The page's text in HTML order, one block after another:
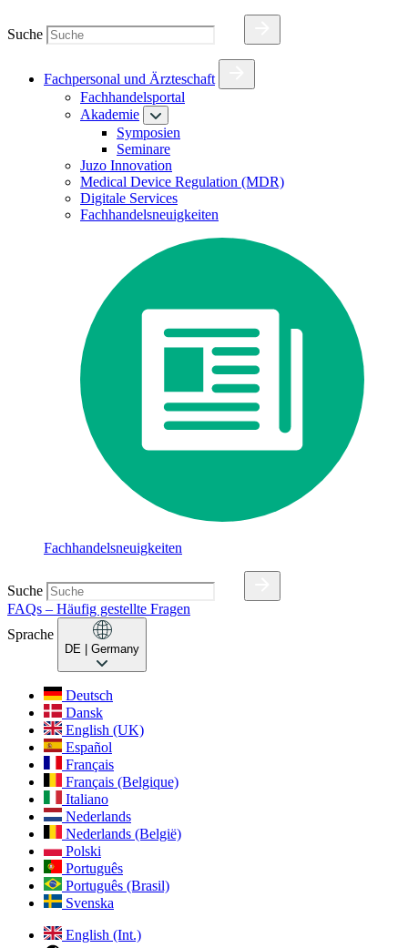
Suche
Fachpersonal und Ärzteschaft
Fachhandelsportal
Akademie
Symposien
Seminare
Juzo Innovation
Medical Device Regulation (MDR)
Digitale Services
Fachhandelsneuigkeiten
Fachhandelsneuigkeiten
Suche
FAQs – Häufig gestellte Fragen
Sprache
DE | Germany
Deutsch
Dansk
English (UK)
Español
Français
Français (Belgique)
Italiano
Nederlands
Nederlands (België)
Polski
Português
Português (Brasil)
Svenska
English (Int.)